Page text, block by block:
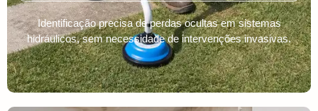
Identificação precisa de perdas ocultas em sistemas
hidráulicos, sem necessidade de intervenções invasivas.